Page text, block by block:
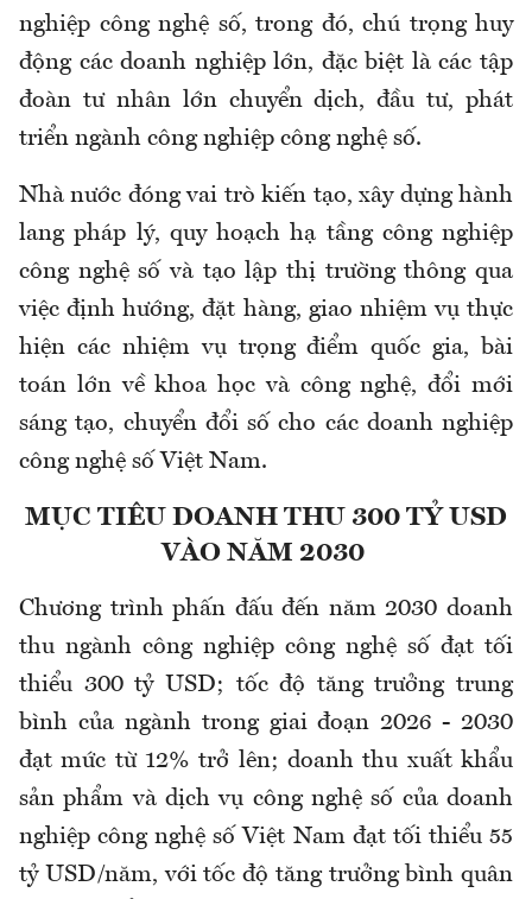
nghiệp công nghệ số, trong đó, chú trọng huy
động các doanh nghiệp lớn, đặc biệt là các tập
đoàn tư nhân lớn chuyển dịch, đầu tư, phát
triển ngành công nghiệp công nghệ số.
Nhà nước đóng vai trò kiến tạo, xây dựng hành
lang pháp lý, quy hoạch hạ tầng công nghiệp
công nghệ số và tạo lập thị trường thông qua
việc định hướng, đặt hàng, giao nhiệm vụ thực
hiện các nhiệm vụ trọng điểm quốc gia, bài
toán lớn về khoa học và công nghệ, đổi mới
sáng tạo, chuyển đổi số cho các doanh nghiệp
công nghệ số Việt Nam.
MỤC TIÊU DOANH THU 300 TỶ USD
VÀO NĂM 2030
Chương trình phấn đấu đến năm 2030 doanh
thu ngành công nghiệp công nghệ số đạt tối
thiểu 300 tỷ USD; tốc độ tăng trưởng trung
bình của ngành trong giai đoạn 2026 - 2030
đạt mức từ 12% trở lên; doanh thu xuất khẩu
sản phẩm và dịch vụ công nghệ số của doanh
nghiệp công nghệ số Việt Nam đạt tối thiểu 55
tỷ USD/năm, với tốc độ tăng trưởng bình quân